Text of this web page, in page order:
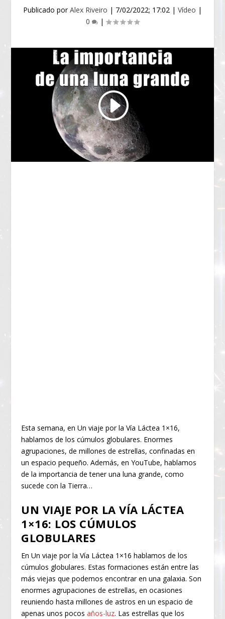
Publicado porAlex Riveiro | 7/02/2022; 17:02 | Vídeo |
0
|
Esta semana, en Un viaje por la Vía Láctea 1×16,
hablamos de los cúmulos globulares. Enormes
agrupaciones, de millones de estrellas, confinadas en
un espacio pequeño. Además, en YouTube, hablamos
de la importancia de tener una luna grande, como
sucede con la Tierra…
UN VIAJE POR LA VÍA LÁCTEA
1×16: LOS CÚMULOS
GLOBULARES
En Un viaje por la Vía Láctea 1×16 hablamos de los
cúmulos globulares. Estas formaciones están entre las
más viejas que podemos encontrar en una galaxia. Son
enormes agrupaciones de estrellas, en ocasiones
reuniendo hasta millones de astros en un espacio de
apenas unos pocosaños-luz. Las estrellas que los